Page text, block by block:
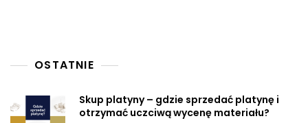
OSTATNIE
Skup platyny – gdzie sprzedać platynę i
otrzymać uczciwą wycenę materiału?